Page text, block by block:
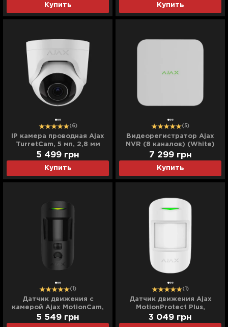
Купить Купить
(6)
IP камера проводная Ajax
TurretCam, 5 мп, 2,8 мм
(White)
Купить
5 499 грн
(5)
Видеорегистратор Ajax
NVR (8 каналов) (White)
Купить
7 299 грн
(1)
Датчик движения с
камерой Ajax MotionCam,
PhOD, беспроводной,
Jeweller, (Black)
5 549 грн
(1)
Датчик движения Ajax
MotionProtect Plus,
Jeweller, беспроводной,
(White)
3 049 грн